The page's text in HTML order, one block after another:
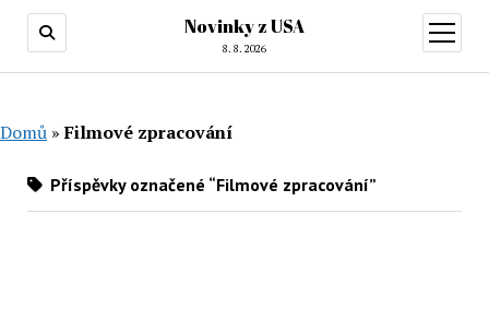
Novinky z USA
8. 8. 2026
otevřít
menu
Domů »Filmové zpracování
Příspěvky označené “Filmové zpracování”